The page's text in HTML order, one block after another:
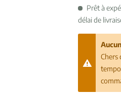
Prêt à
délai de
Chers